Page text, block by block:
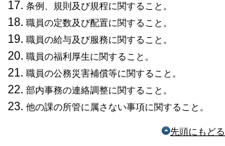
条例、規則及び規程に関すること。
職員の定数及び配置に関すること。
職員の給与及び服務に関すること。
職員の福利厚生に関すること。
職員の公務災害補償等に関すること。
部内事務の連絡調整に関すること。
他の課の所管に属さない事項に関すること。
先頭にもどる